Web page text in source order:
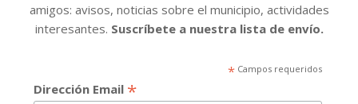
amigos: avisos, noticias sobre el municipio, actividades
interesantes. Suscríbete a nuestra lista de envío.
*Campos requeridos
Dirección Email *